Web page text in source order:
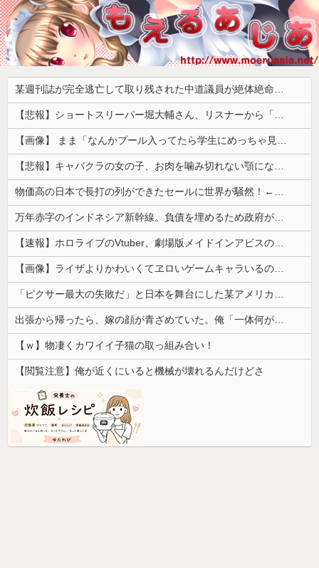
某週刊誌が完全逃亡して取り残された中道議員が絶体絶命の窮地、「今度は宏池会に矛先を向けたか……」と節操の無さに呆れる人が続出
【悲報】ショートスリーパー堀大輔さん、リスナーから「寝たほうがいい！」と言われてガチギレし炎上 → 高須幹也医師の医学的アドバイスに激昂 ｗｗｗｗｗｗｗｗｗ
【画像】 まま「なんかプール入ってたら学生にめっちゃ見られたw」
【悲報】キャバクラの女の子、お肉を噛み切れない顎になってしまう・・・
物価高の日本で長打の列ができたセールに世界が騒然！←「我が国でもやってくれ！」（海外の反応）
万年赤字のインドネシア新幹線。負債を埋めるため政府が過半数の株式を引き受ける
【速報】ホロライブのVtuber、劇場版メイドインアビスの主題歌決定wwwwwwwwww
【画像】ライザよりかわいくてヱロいゲームキャラいるの？ｗｗｗｗｗ
「ピクサー最大の失敗だ」と日本を舞台にした某アメリカ産アニメが話題に、日本と韓国の両方に失礼すぎるわ……
出張から帰ったら、嫁の顔が青ざめていた。俺「一体何があったんだ？」嫁「…」→子供たちに話を聞くと…
【ｗ】物凄くカワイイ子猫の取っ組み合い！
【閲覧注意】俺が近くにいると機械が壊れるんだけどさ